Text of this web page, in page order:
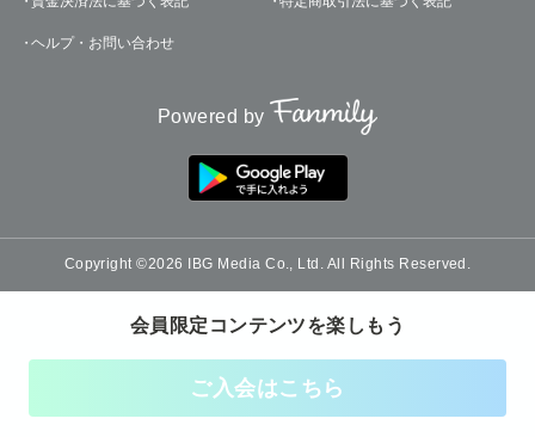
会員限定コンテンツを楽しもう
ご入会はこちら
ヘルプ・お問い合わせ
Powered by
Copyright ©2026 IBG Media Co., Ltd. All Rights Reserved.